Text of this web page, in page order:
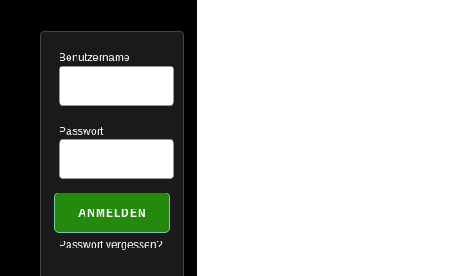
Benutzername
Passwort
Passwort vergessen?